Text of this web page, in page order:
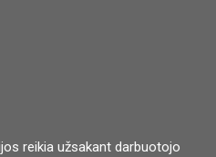
reikia užsakant darbuotojo